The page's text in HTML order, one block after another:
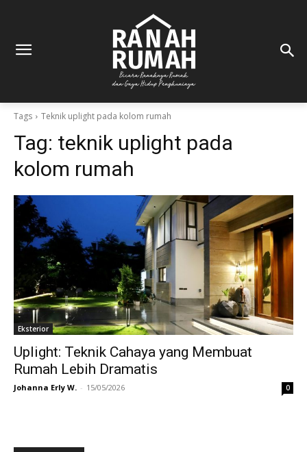
Tags Teknik uplight pada kolom rumah
Tag: teknik uplight pada
kolom rumah
Eksterior
Uplight: Teknik Cahaya yang Membuat
Rumah Lebih Dramatis
Johanna Erly W. - 15/05/2026 0